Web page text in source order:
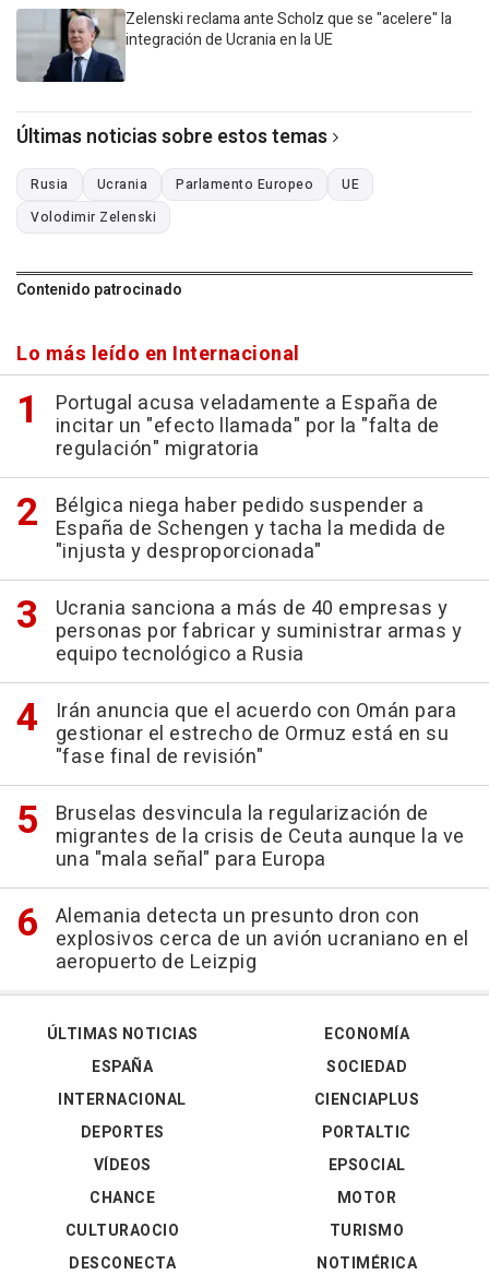
Zelenski reclama ante Scholz que se "acelere" la
integración de Ucrania en la UE
Últimas noticias sobre estos temas
Rusia Ucrania Parlamento Europeo
UE
Volodimir Zelenski
Contenido patrocinado
Lo más leído en Internacional
Portugal acusa veladamente a España de
incitar un "efecto llamada" por la "falta de
regulación" migratoria
Bélgica niega haber pedido suspender a
España de Schengen y tacha la medida de
"injusta y desproporcionada"
Ucrania sanciona a más de 40 empresas y
personas por fabricar y suministrar armas y
equipo tecnológico a Rusia
Irán anuncia que el acuerdo con Omán para
gestionar el estrecho de Ormuz está en su
"fase final de revisión"
Bruselas desvincula la regularización de
migrantes de la crisis de Ceuta aunque la ve
una "mala señal" para Europa
Alemania detecta un presunto dron con
explosivos cerca de un avión ucraniano en el
aeropuerto de Leizpig
ÚLTIMAS NOTICIAS
ESPAÑA
INTERNACIONAL
DEPORTES
VÍDEOS
ECONOMÍA
SOCIEDAD
CIENCIAPLUS
PORTALTIC
EPSOCIAL
CHANCE
CULTURAOCIO
DESCONECTA
MOTOR
TURISMO
NOTIMÉRICA